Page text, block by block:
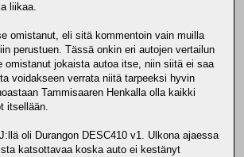
liikaa.
omistanut, eli sitä kommentoin vain muilla
perustuen. Tässä onkin eri autojen vertailun
omistanut jokaista autoa itse, niin siitä ei saa
voidakseen verrata niitä tarpeeksi hyvin
Tammisaaren Henkalla olla kaikki
itsellään.
oli Durangon DESC410 v1. Ulkona ajaessa
katsottavaa koska auto ei kestänyt